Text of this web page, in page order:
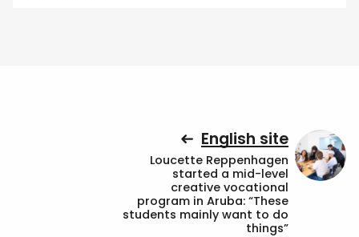
English site
Loucette Reppenhagen
started a mid-level
creative vocational
program in Aruba: “These
students mainly want to do
things”